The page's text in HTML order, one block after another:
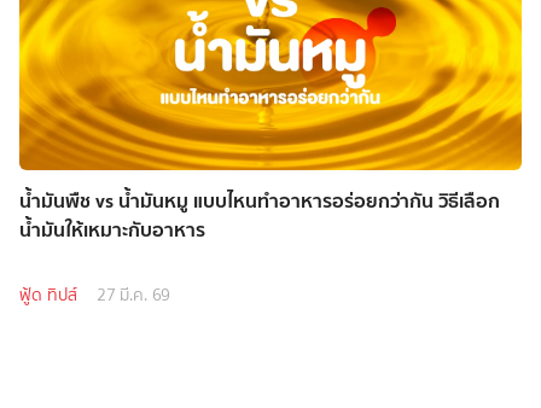
น้ำมันพืช vs น้ำมันหมู แบบไหนทำอาหารอร่อยกว่ากัน วิธีเลือก
น้ำมันให้เหมาะกับอาหาร
ฟู้ด ทิปส์ 27 มี.ค. 69